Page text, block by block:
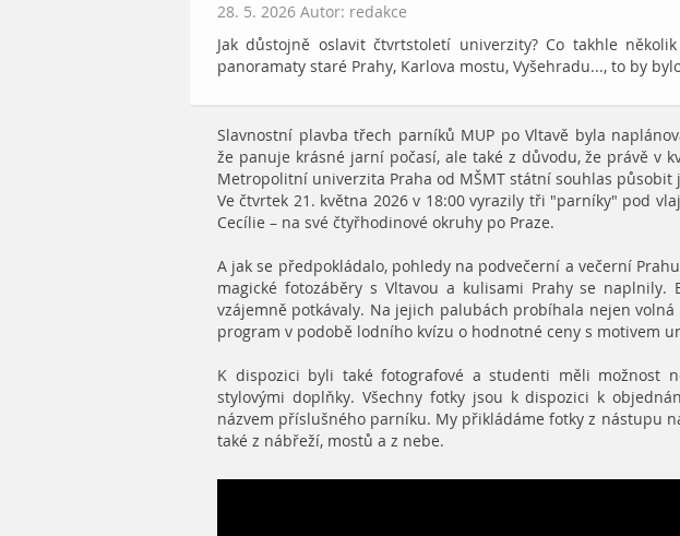
28. 5. 2026 Autor: redakce
Jak důstojně oslavit čtvrtstoletí univerzity? Co takhle
panoramaty staré Prahy, Karlova mostu, Vyšehradu..., to by
Slavnostní plavba třech parníků MUP po Vltavě byla
že panuje krásné jarní počasí, ale také z důvodu, že právě v
Metropolitní univerzita Praha od MŠMT státní souhlas působit
Ve čtvrtek 21. května 2026 v 18:00 vyrazily tři "parníky" pod
Cecílie – na své čtyřhodinové okruhy po Praze.
A jak se předpokládalo, pohledy na podvečerní a večerní
magické fotozáběry s Vltavou a kulisami Prahy se naplnily.
vzájemně potkávaly. Na jejich palubách probíhala nejen
program v podobě lodního kvízu o hodnotné ceny s motivem
K dispozici byli také fotografové a studenti měli možnost
stylovými doplňky. Všechny fotky jsou k dispozici k
názvem příslušného parníku. My přikládáme fotky z nástupu
také z nábřeží, mostů a z nebe.